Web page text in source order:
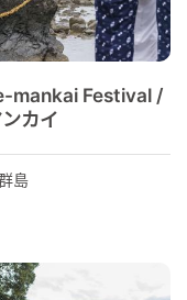
mankai Festival /
カイ
島